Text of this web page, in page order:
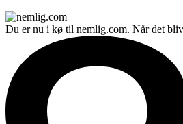
Du er nu i kø til nemlig.com. Når det